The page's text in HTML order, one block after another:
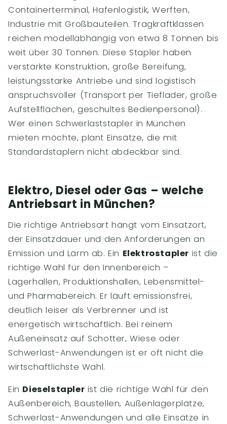
Containerterminal, Hafenlogistik, Werften,
Industrie mit Großbauteilen. Tragkraftklassen
reichen modellabhängig von etwa 8 Tonnen bis
weit über 30 Tonnen. Diese Stapler haben
verstärkte Konstruktion, große Bereifung,
leistungsstarke Antriebe und sind logistisch
anspruchsvoller (Transport per Tieflader, große
Aufstellflächen, geschultes Bedienpersonal).
Wer einen Schwerlaststapler in München
mieten möchte, plant Einsätze, die mit
Standardstaplern nicht abdeckbar sind.
Elektro, Diesel oder Gas – welche
Antriebsart in München?
Die richtige Antriebsart hängt vom Einsatzort,
der Einsatzdauer und den Anforderungen an
Emission und Lärm ab. Ein Elektrostapler ist die
richtige Wahl für den Innenbereich –
Lagerhallen, Produktionshallen, Lebensmittel-
und Pharmabereich. Er läuft emissionsfrei,
deutlich leiser als Verbrenner und ist
energetisch wirtschaftlich. Bei reinem
Außeneinsatz auf Schotter, Wiese oder
Schwerlast-Anwendungen ist er oft nicht die
wirtschaftlichste Wahl.
Ein Dieselstapler ist die richtige Wahl für den
Außenbereich, Baustellen, Außenlagerplätze,
Schwerlast-Anwendungen und alle Einsätze in